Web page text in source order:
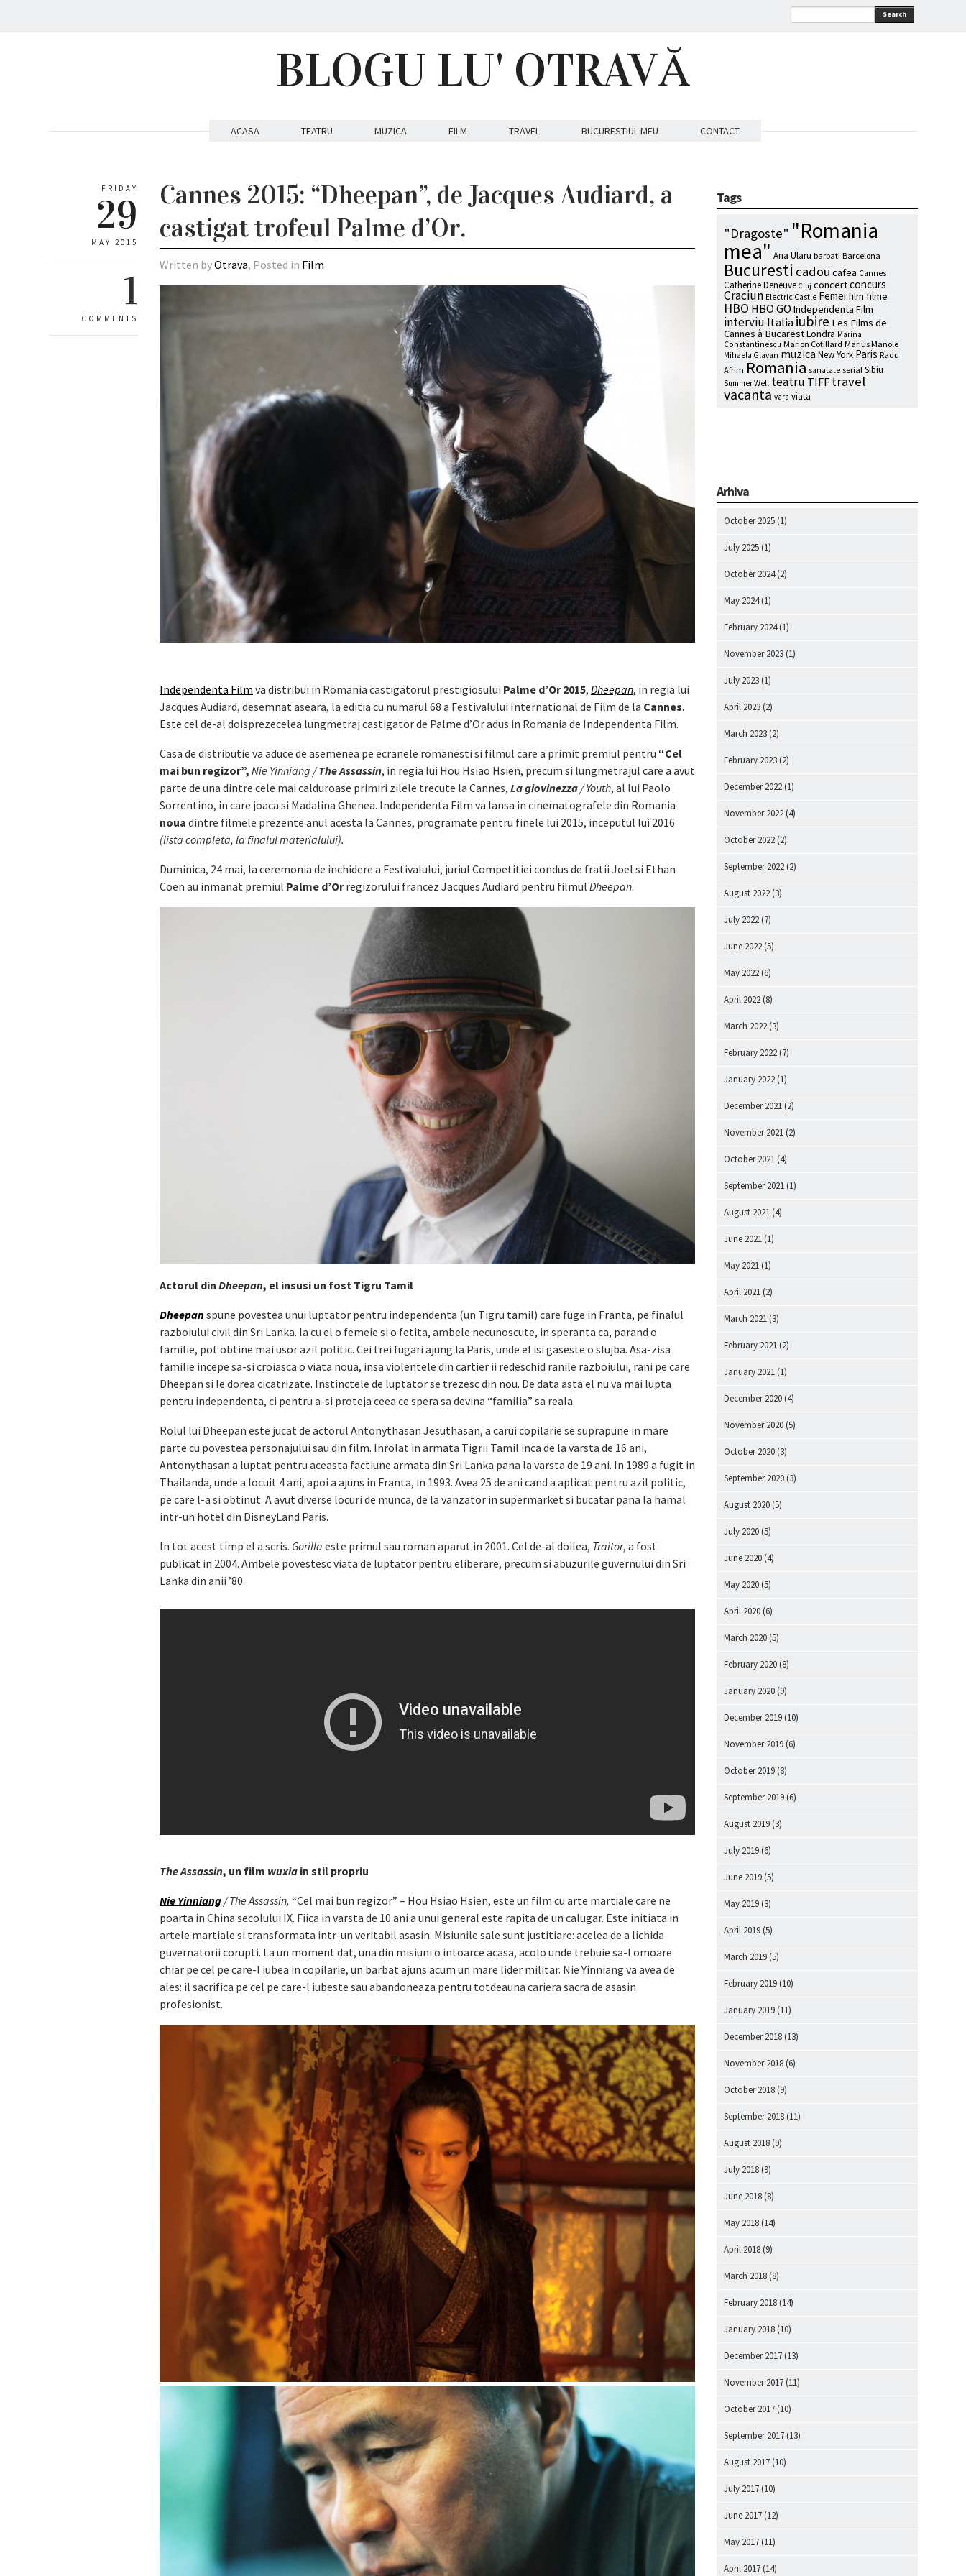
Search
BLOGU LU' OTRAVĂ
ACASA TEATRU MUZICA FILM TRAVEL BUCURESTIUL MEU CONTACT
FRIDAY
29
MAY 2015
1
COMMENTS
Cannes 2015: “Dheepan”, de Jacques Audiard, a
castigat trofeul Palme d’Or.
Written byOtrava, Posted in Film
Independenta Film va distribui in Romania castigatorul prestigiosului Palme d’Or 2015,Dheepan, in regia lui
Jacques Audiard, desemnat aseara, la editia cu numarul 68 a Festivalului International de Film de la Cannes.
Este cel de-al doisprezecelea lungmetraj castigator de Palme d’Or adus in Romania de Independenta Film.
Casa de distributie va aduce de asemenea pe ecranele romanesti si filmul care a primit premiul pentru “Cel
mai bun regizor”,Nie Yinniang /The Assassin, in regia lui Hou Hsiao Hsien, precum si lungmetrajul care a avut
parte de una dintre cele mai calduroase primiri zilele trecute la Cannes,La giovinezza / Youth, al lui Paolo
Sorrentino, in care joaca si Madalina Ghenea. Independenta Film va lansa in cinematografele din Romania
nouadintre filmele prezente anul acesta la Cannes, programate pentru finele lui 2015, inceputul lui 2016
(lista completa, la finalul materialului).
Duminica, 24 mai, la ceremonia de inchidere a Festivalului, juriul Competitiei condus de fratii Joel si Ethan
Coen au inmanat premiul Palme d’Orregizorului francez Jacques Audiard pentru filmulDheepan.
Actorul dinDheepan, el insusi un fost Tigru Tamil
Dheepanspune povestea unui luptator pentru independenta (un Tigru tamil) care fuge in Franta, pe finalul
razboiului civil din Sri Lanka. Ia cu el o femeie si o fetita, ambele necunoscute, in speranta ca, parand o
familie, pot obtine mai usor azil politic. Cei trei fugari ajung la Paris, unde el isi gaseste o slujba. Asa-zisa
familie incepe sa-si croiasca o viata noua, insa violentele din cartier ii redeschid ranile razboiului, rani pe care
Dheepan si le dorea cicatrizate. Instinctele de luptator se trezesc din nou. De data asta el nu va mai lupta
pentru independenta, ci pentru a-si proteja ceea ce spera sa devina “familia” sa reala.
Rolul lui Dheepan este jucat de actorul Antonythasan Jesuthasan, a carui copilarie se suprapune in mare
parte cu povestea personajului sau din film. Inrolat in armata Tigrii Tamil inca de la varsta de 16 ani,
Antonythasan a luptat pentru aceasta factiune armata din Sri Lanka pana la varsta de 19 ani. In 1989 a fugit in
Thailanda, unde a locuit 4 ani, apoi a ajuns in Franta, in 1993. Avea 25 de ani cand a aplicat pentru azil politic,
pe care l-a si obtinut. A avut diverse locuri de munca, de la vanzator in supermarket si bucatar pana la hamal
intr-un hotel din DisneyLand Paris.
In tot acest timp el a scris. Gorilla este primul sau roman aparut in 2001. Cel de-al doilea, Traitor, a fost
publicat in 2004. Ambele povestesc viata de luptator pentru eliberare, precum si abuzurile guvernului din Sri
Lanka din anii ’80.
The Assassin, un film wuxia in stil propriu
Nie Yinniang / The Assassin, “Cel mai bun regizor” – Hou Hsiao Hsien, este un film cu arte martiale care ne
poarta in China secolului IX. Fiica in varsta de 10 ani a unui general este rapita de un calugar. Este initiata in
artele martiale si transformata intr-un veritabil asasin. Misiunile sale sunt justitiare: acelea de a lichida
guvernatorii corupti. La un moment dat, una din misiuni o intoarce acasa, acolo unde trebuie sa-l omoare
chiar pe cel pe care-l iubea in copilarie, un barbat ajuns acum un mare lider militar. Nie Yinniang va avea de
ales: il sacrifica pe cel pe care-l iubeste sau abandoneaza pentru totdeauna cariera sacra de asasin
profesionist.
Tags
"Dragoste" "Romania
mea" Ana Ularu barbati Barcelona
Bucuresti cadou cafea Cannes
Catherine Deneuve Cluj concertconcurs
Craciun Electric Castle Femei film filme
HBO HBO GO Independenta Film
interviu Italiaiubire Les Films de
Cannes à BucarestLondra Marina
Constantinescu Marion Cotillard Marius Manole
Mihaela Glavan muzica New York Paris Radu
Afrim Romania sanatate serial Sibiu
Summer Well teatru TIFF travel
vacanta vara viata
Arhiva
October 2025 (1)
July 2025 (1)
October 2024(2)
May 2024(1)
February 2024(1)
November 2023 (1)
July 2023 (1)
April 2023 (2)
March 2023 (2)
February 2023 (2)
December 2022 (1)
November 2022 (4)
October 2022 (2)
September 2022 (2)
August 2022 (3)
July 2022 (7)
June 2022 (5)
May 2022 (6)
April 2022 (8)
March 2022 (3)
February 2022 (7)
January 2022 (1)
December 2021 (2)
November 2021 (2)
October 2021 (4)
September 2021 (1)
August 2021 (4)
June 2021 (1)
May 2021 (1)
April 2021 (2)
March 2021 (3)
February 2021 (2)
January 2021 (1)
December 2020 (4)
November 2020 (5)
October 2020 (3)
September 2020 (3)
August 2020 (5)
July 2020 (5)
June 2020 (4)
May 2020 (5)
April 2020 (6)
March 2020 (5)
February 2020 (8)
January 2020 (9)
December 2019 (10)
November 2019 (6)
October 2019 (8)
September 2019 (6)
August 2019 (3)
July 2019 (6)
June 2019 (5)
May 2019 (3)
April 2019 (5)
March 2019 (5)
February 2019 (10)
January 2019 (11)
December 2018 (13)
November 2018 (6)
October 2018 (9)
September 2018 (11)
August 2018 (9)
July 2018 (9)
June 2018 (8)
May 2018 (14)
April 2018 (9)
March 2018 (8)
February 2018 (14)
January 2018 (10)
December 2017 (13)
November 2017 (11)
October 2017 (10)
September 2017 (13)
August 2017 (10)
July 2017 (10)
June 2017 (12)
May 2017 (11)
April 2017 (14)